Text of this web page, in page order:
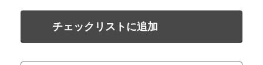
チェックリストに追加